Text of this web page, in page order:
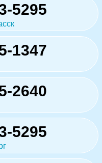
5295
1347
2640
5295